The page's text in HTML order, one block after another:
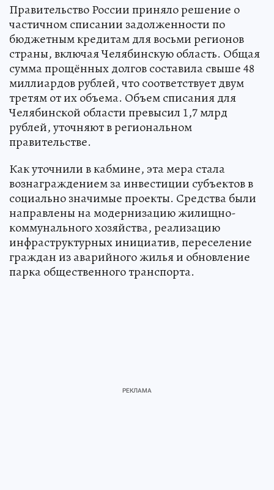
Правительство России приняло решение о
частичном списании задолженности по
бюджетным кредитам для восьми регионов
страны, включая Челябинскую область. Общая
сумма прощённых долгов составила свыше 48
миллиардов рублей, что соответствует двум
третям от их объема. Объем списания для
Челябинской области превысил 1,7 млрд
рублей, уточняют в региональном
правительстве.
Как уточнили в кабмине, эта мера стала
вознаграждением за инвестиции субъектов в
социально значимые проекты. Средства были
направлены на модернизацию жилищно-
коммунального хозяйства, реализацию
инфраструктурных инициатив, переселение
граждан из аварийного жилья и обновление
парка общественного транспорта.